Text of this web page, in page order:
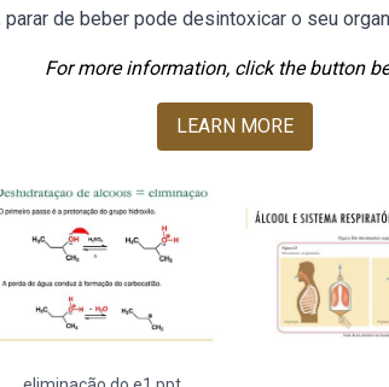
de beber pode desintoxicar o seu
For more information, click the button
LEARN MORE